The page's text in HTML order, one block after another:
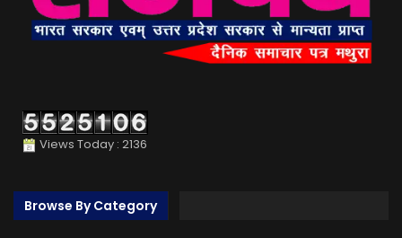
Views Today : 2136
Browse By Category